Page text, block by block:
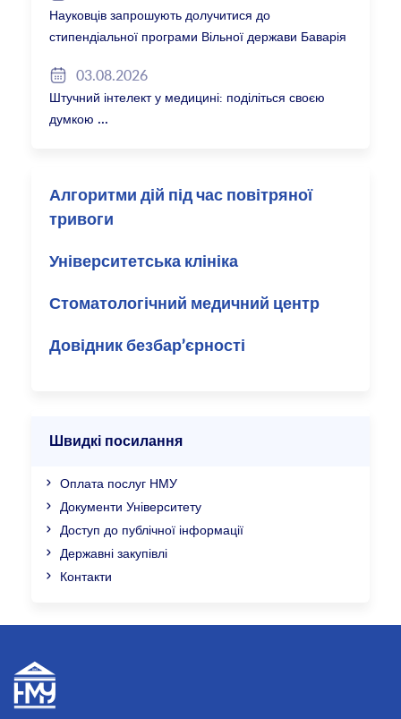
Науковців запрошують долучитися до
стипендіальної програми Вільної держави Баварія
03.08.2026
Штучний інтелект у медицині: поділіться своєю
думкою
Алгоритми дій під час повітряної
тривоги
Університетська клініка
Стоматологічний медичний центр
Довідник безбар’єрності
Швидкі посилання
Оплата послуг НМУ
Документи Університету
Доступ до публічної інформації
Державні закупівлі
Контакти